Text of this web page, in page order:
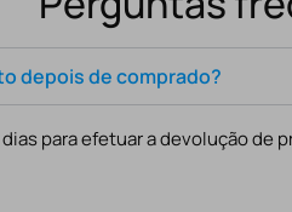
depois de comprado?
para efetuar a devolução